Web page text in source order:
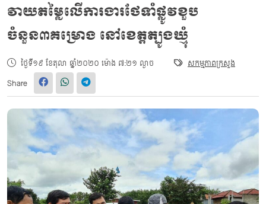
វាយតម្លៃលើការងារថែទាំផ្លូវខួប
ចំនួន៣គម្រោង នៅខេត្តត្បូងឃ្មុំ
ថ្ងៃទី១៩ ខែតុលា ឆ្នាំ២០២០ ម៉ោង ៧:២១ ល្ងាច សកម្មភាពក្រសួង
Share